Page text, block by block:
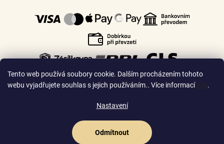
Tento web používá soubory cookie. Dalším procházením tohoto
webu vyjadřujete souhlas s jejich používáním.. Více informací
.
Nastavení
Odmítnout
Česko🇸🇰